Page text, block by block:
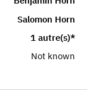
Salomon Horn
1 autre(s)*
Not known